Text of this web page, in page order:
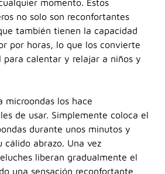
momento. Estos
no solo son reconfortantes
también tienen la capacidad
por horas, lo que los convierte
para calentar y relajar a niños y
microondas los hace
de usar. Simplemente coloca el
durante unos minutos y
cálido abrazo. Una vez
liberan gradualmente el
una sensación reconfortante